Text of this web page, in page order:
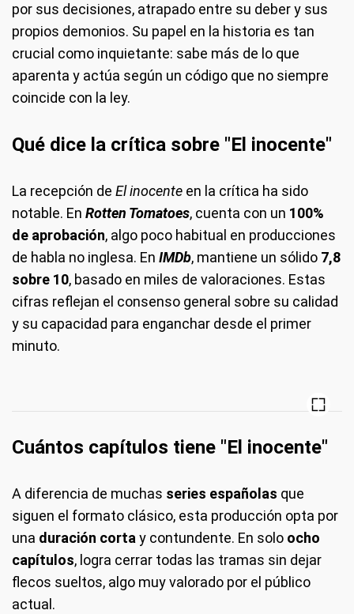
por sus decisiones, atrapado entre su deber y sus
propios demonios. Su papel en la historia es tan
crucial como inquietante: sabe más de lo que
aparenta y actúa según un código que no siempre
coincide con la ley.
Qué dice la crítica sobre "El inocente"
La recepción de El inocente en la crítica ha sido
notable. En Rotten Tomatoes, cuenta con un 100%
de aprobación, algo poco habitual en producciones
de habla no inglesa. En IMDb, mantiene un sólido 7,8
sobre 10, basado en miles de valoraciones. Estas
cifras reflejan el consenso general sobre su calidad
y su capacidad para enganchar desde el primer
minuto.
Cuántos capítulos tiene "El inocente"
A diferencia de muchas series españolas que
siguen el formato clásico, esta producción opta por
una duración corta y contundente. En solo ocho
capítulos, logra cerrar todas las tramas sin dejar
flecos sueltos, algo muy valorado por el público
actual.